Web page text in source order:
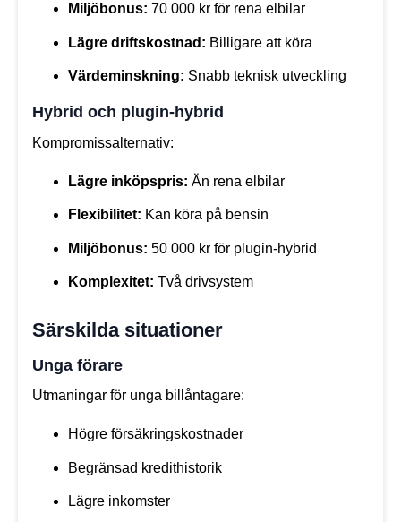
Miljöbonus: 70 000 kr för rena elbilar
Lägre driftskostnad: Billigare att köra
Värdeminskning: Snabb teknisk utveckling
Hybrid och plugin-hybrid
Kompromissalternativ:
Lägre inköpspris: Än rena elbilar
Flexibilitet: Kan köra på bensin
Miljöbonus: 50 000 kr för plugin-hybrid
Komplexitet: Två drivsystem
Särskilda situationer
Unga förare
Utmaningar för unga billåntagare:
Högre försäkringskostnader
Begränsad kredithistorik
Lägre inkomster